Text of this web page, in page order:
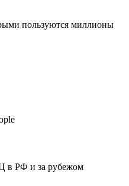
пользуются миллионы
в РФ и за рубежом